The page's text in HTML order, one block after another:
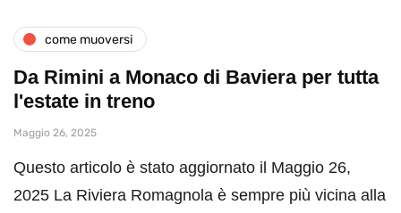
come muoversi
Da Rimini a Monaco di Baviera per tutta
l'estate in treno
Maggio 26, 2025
Questo articolo è stato aggiornato il Maggio 26,
2025 La Riviera Romagnola è sempre più vicina alla